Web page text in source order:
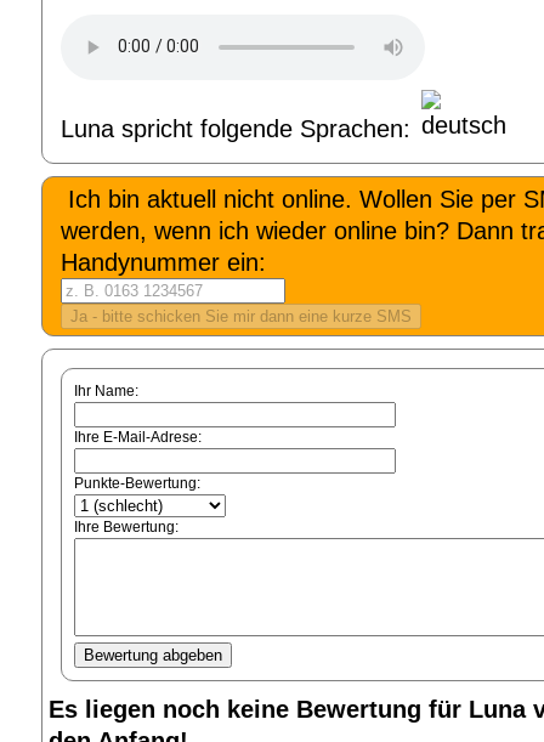
Luna spricht folgende Sprachen:
Ich bin aktuell nicht online. Wollen Sie per
werden, wenn ich wieder online bin? Dann
Handynummer ein:
Ihr Name:
Ihre E-Mail-Adrese:
Punkte-Bewertung:
Ihre Bewertung:
Es liegen noch keine Bewertung für Luna